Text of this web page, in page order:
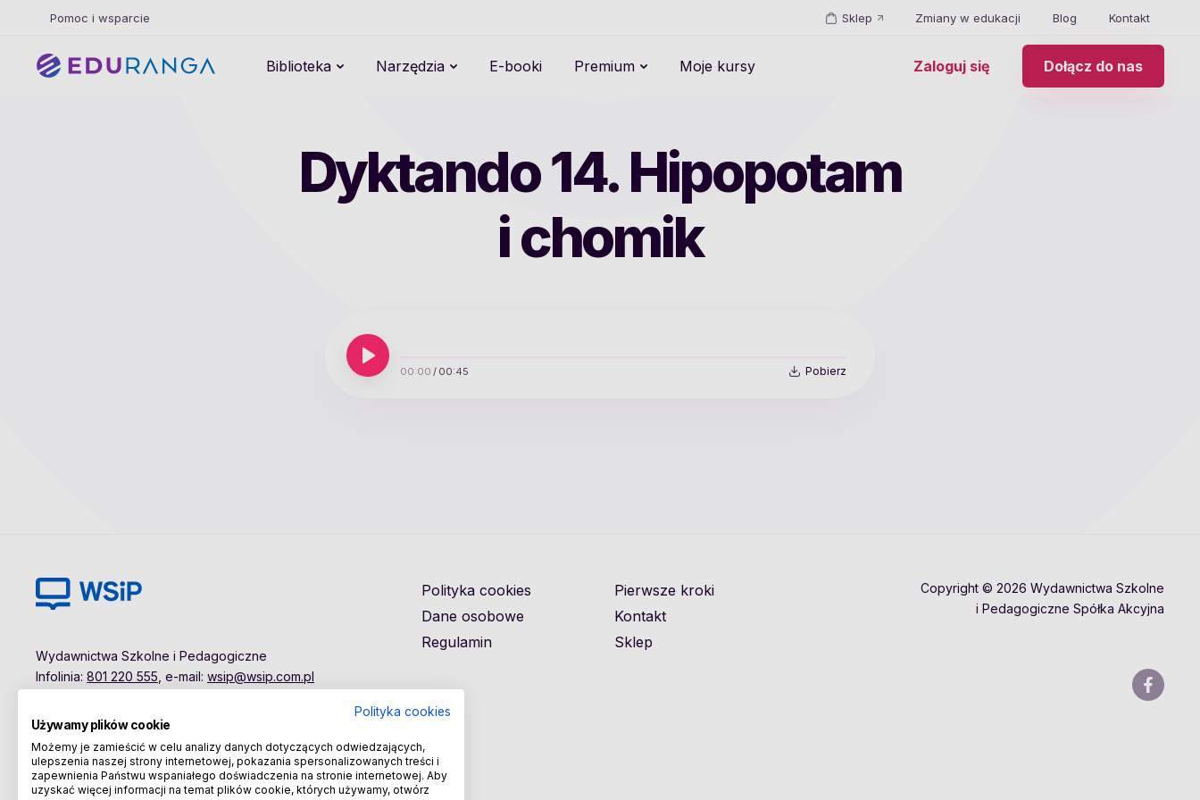
Pomoc i wsparcie Sklep Zmiany w edukacji Blog Kontakt
Biblioteka Narzędzia E-booki Premium Moje kursy Zaloguj się Dołącz do nas
Dyktando 14. Hipopotam
i chomik
00:00 / 00:45 Pobierz
Wydawnictwa Szkolne i Pedagogiczne
Infolinia: 801 220 555 , e-mail: wsip@wsip.com.pl
Polityka cookies
Dane osobowe
Regulamin
Pierwsze kroki
Kontakt
Sklep
Copyright © 2026 Wydawnictwa Szkolne
i Pedagogiczne Spółka Akcyjna
Polityka cookies
Używamy plików cookie
Możemy je zamieścić w celu analizy danych dotyczących odwiedzających,
ulepszenia naszej strony internetowej, pokazania spersonalizowanych treści i
zapewnienia Państwu wspaniałego doświadczenia na stronie internetowej. Aby
uzyskać więcej informacji na temat plików cookie, których używamy, otwórz